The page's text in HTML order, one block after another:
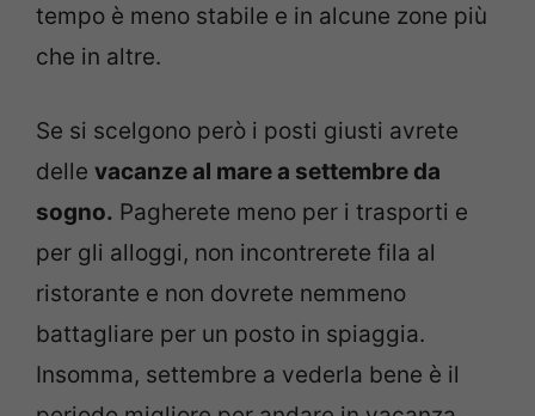
tempo è meno stabile e in alcune zone più
che in altre.
Se si scelgono però i posti giusti avrete
delle vacanze al mare a settembre da
sogno. Pagherete meno per i trasporti e
per gli alloggi, non incontrerete fila al
ristorante e non dovrete nemmeno
battagliare per un posto in spiaggia.
Insomma, settembre a vederla bene è il